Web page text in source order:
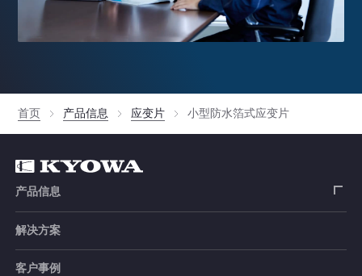
首页 产品信息 应变片 小型防水箔式应变片
产品信息
应变片
传感器
解决方案
客户事例